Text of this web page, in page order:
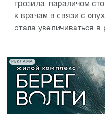
грозила параличом
к врачам в связи с
стала увеличиваться в
РЕКЛАМА